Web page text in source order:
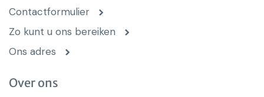
Contactformulier
Zo kunt u ons bereiken
Ons adres
Over ons